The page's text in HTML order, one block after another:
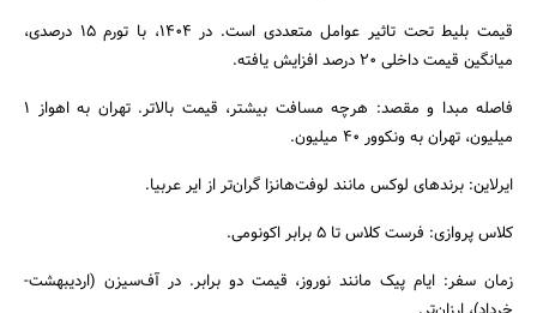
قیمت بلیط تحت تاثیر عوامل متعددی است. در ۱۴۰۴، با تورم ۱۵ درصدی،
میانگین قیمت داخلی ۲۰ درصد افزایش یافته.
فاصله مبدا و مقصد: هرچه مسافت بیشتر، قیمت بالاتر. تهران به اهواز ۱
میلیون، تهران به ونکوور ۴۰ میلیون.
ایرلاین: برندهای لوکس مانند لوفت‌هانزا گران‌تر از ایر عربیا.
کلاس پروازی: فرست کلاس تا ۵ برابر اکونومی.
زمان سفر: ایام پیک مانند نوروز، قیمت دو برابر. در آف‌سیزن (اردیبهشت-